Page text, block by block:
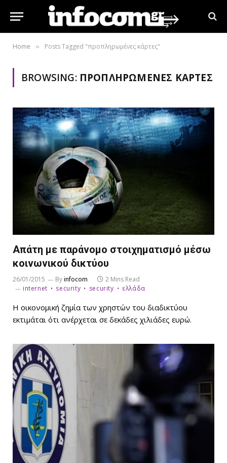
Home » Posts Tagged "προπληρωμένες κάρτες"
BROWSING: ΠΡΟΠΛΗΡΩΜΈΝΕΣ ΚΆΡΤΕΣ
Απάτη με παράνομο στοιχηματισμό μέσω
κοινωνικού δικτύου
26/01/2015 Byinfocom
2 Mins Read
internet
security security ελλάδα
Η οικονομική ζημία των χρηστών του διαδικτύου
εκτιμάται ότι ανέρχεται σε δεκάδες χιλιάδες ευρώ.